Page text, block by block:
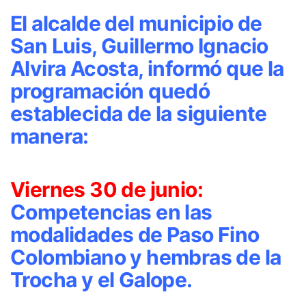
El alcalde del municipio de
San Luis, Guillermo Ignacio
Alvira Acosta, informó que la
programación quedó
establecida de la siguiente
manera:
Viernes 30 de junio:
Competencias en las
modalidades de Paso Fino
Colombiano y hembras de la
Trocha y el Galope.